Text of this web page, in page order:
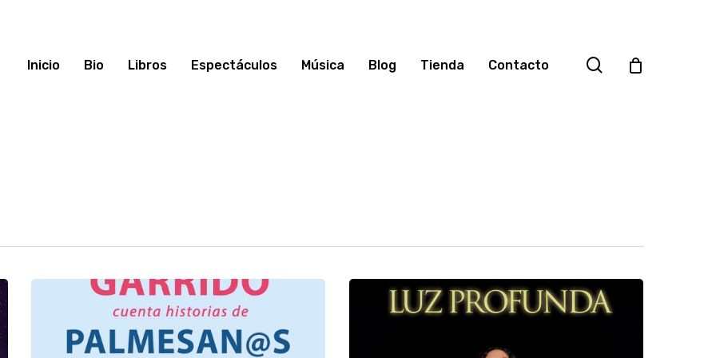
Inicio Bio Libros Espectáculos Música Blog Tienda Contacto search